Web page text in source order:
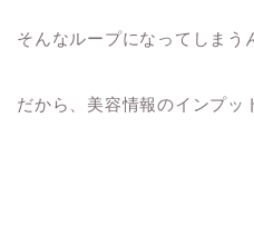
そんなループになってしまう
だから、美容情報のインプッ